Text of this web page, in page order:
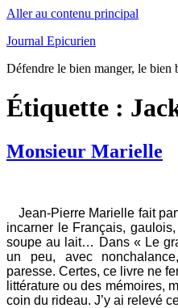
Aller au contenu principal
Journal Epicurien
Défendre le bien manger, le bien
Étiquette :
Monsieur Marielle
Jean-Pierre Marielle fait
incarner le Français,
soupe au lait… Dans « Le
un peu, avec
paresse. Certes, ce livre ne
littérature ou des mémoires,
coin du rideau. J’y ai relevé